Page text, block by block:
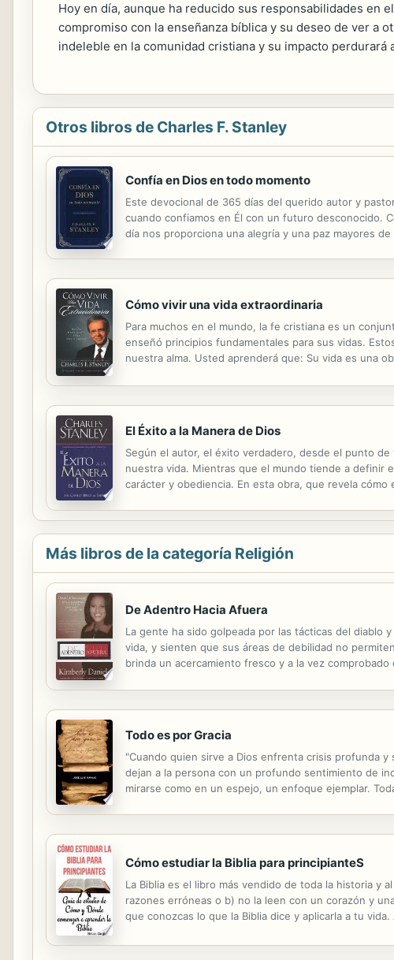
Hoy en día, aunque ha reducido sus responsabilidades en
compromiso con la enseñanza bíblica y su deseo de ver a
indeleble en la comunidad cristiana y su impacto perdurará
Otros libros de Charles F. Stanley
Confía en Dios en todo momento
Este devocional de 365 días del querido autor y
cuando confiamos en Él con un futuro desconocido.
día nos proporciona una alegría y una paz mayores
Cómo vivir una vida extraordinaria
Para muchos en el mundo, la fe cristiana es un
enseñó principios fundamentales para sus vidas.
nuestra alma. Usted aprenderá que: Su vida es una
El Éxito a la Manera de Dios
Según el autor, el éxito verdadero, desde el punto
nuestra vida. Mientras que el mundo tiende a definir
carácter y obediencia. En esta obra, que revela
Más libros de la categoría Religión
De Adentro Hacia Afuera
La gente ha sido golpeada por las tácticas del diablo
vida, y sienten que sus áreas de debilidad no
brinda un acercamiento fresco y a la vez
Todo es por Gracia
"Cuando quien sirve a Dios enfrenta crisis profunda
dejan a la persona con un profundo sentimiento de
mirarse como en un espejo, un enfoque ejemplar.
Cómo estudiar la Biblia para principianteS
La Biblia es el libro más vendido de toda la historia y
razones erróneas o b) no la leen con un corazón y
que conozcas lo que la Biblia dice y aplicarla a tu